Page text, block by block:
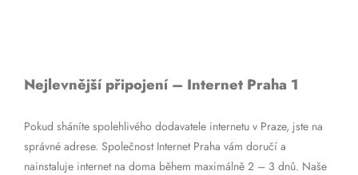
Nejlevnější připojení – Internet Praha 1
Pokud sháníte spolehlivého dodavatele internetu v Praze, jste na
správné adrese. Společnost Internet Praha vám doručí a
nainstaluje internet na doma během maximálně 2 – 3 dnů. Naše